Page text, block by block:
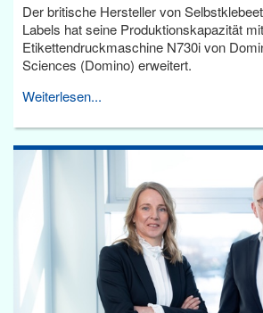
Der britische Hersteller von
Labels hat seine Produktionskapazität
Etikettendruckmaschine N730i von
Sciences (Domino) erweitert.
Weiterlesen...